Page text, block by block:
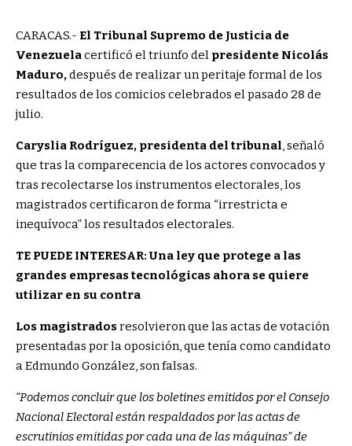
CARACAS.- El Tribunal Supremo de Justicia de
Venezuelacertificó el triunfo del presidente Nicolás
Maduro,después de realizar un peritaje formal de los
resultados de los comicios celebrados el pasado 28 de
julio.
Caryslia Rodríguez, presidenta del tribunal, señaló
que tras la comparecencia de los actores convocados y
tras recolectarse los instrumentos electorales, los
magistrados certificaron de forma “irrestricta e
inequívoca” los resultados electorales.
TE PUEDE INTERESAR: Una ley que protege a las
grandes empresas tecnológicas ahora se quiere
utilizar en su contra
Los magistradosresolvieron que las actas de votación
presentadas por la oposición, que tenía como candidato
a Edmundo González, son falsas.
“Podemos concluir que los boletines emitidos por el Consejo
Nacional Electoral están respaldados por las actas de
escrutinios emitidas por cada una de las máquinas” de